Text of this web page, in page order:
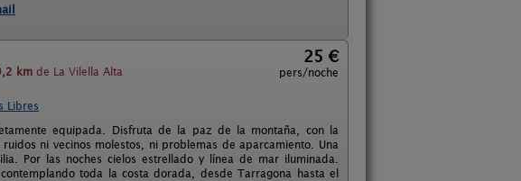
km de La Vilella Alta
25 €
pers/noche
Libres
equipada. Disfruta de la paz de la montaña, con la
ni vecinos molestos, ni problemas de aparcamiento. Una
Por las noches cielos estrellado y línea de mar iluminada.
toda la costa dorada, desde Tarragona hasta el